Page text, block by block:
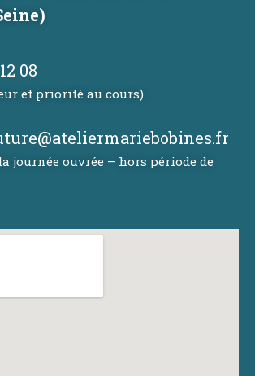
08
et priorité au cours)
journée ouvrée – hors période de